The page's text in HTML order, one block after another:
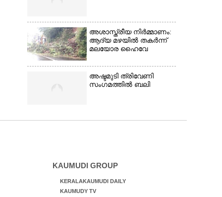
അശാസ്ത്രീയ നിർമ്മാണം:
ആദ്യ മഴയിൽ തകർന്ന്
മലയോര ഹൈവേ
അഷ്ടമുടി ത്രിവേണി
സംഗമത്തിൽ ബലി
KAUMUDI GROUP
KERALAKAUMUDI DAILY
KAUMUDY TV